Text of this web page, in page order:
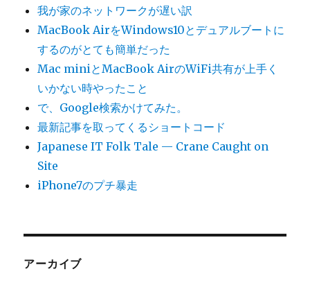
我が家のネットワークが遅い訳
MacBook AirをWindows10とデュアルブートに
するのがとても簡単だった
Mac miniとMacBook AirのWiFi共有が上手く
いかない時やったこと
で、Google検索かけてみた。
最新記事を取ってくるショートコード
Japanese IT Folk Tale — Crane Caught on
Site
iPhone7のプチ暴走
アーカイブ